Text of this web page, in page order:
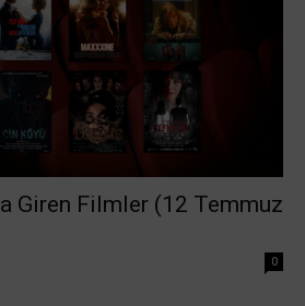
Giren Filmler (12 Temmuz
0